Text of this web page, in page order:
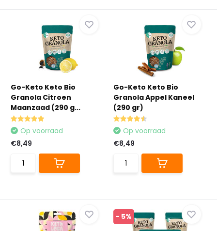
Go-Keto Keto Bio
Granola Citroen
Maanzaad (290 g...
Op voorraad
€8,49
Go-Keto Keto Bio
Granola Appel Kaneel
(290 gr)
Op voorraad
€8,49
- 5%